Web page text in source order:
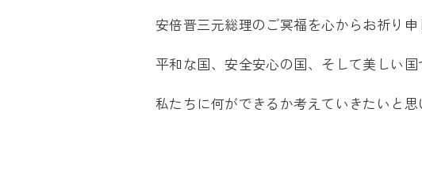
安倍晋三元総理のご冥福を心からお祈り申
平和な国、安全安心の国、そして美しい
私たちに何ができるか考えていきたいと思